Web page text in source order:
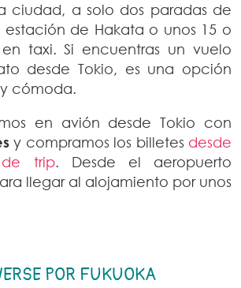
ciudad, a solo dos paradas de
de Hakata o unos 15 o
taxi. Si encuentras un vuelo
desde Tokio, es una opción
cómoda.
en avión desde Tokio con
y compramos los billetes desde
trip. Desde el aeropuerto
llegar al alojamiento por unos
POR FUKUOKA